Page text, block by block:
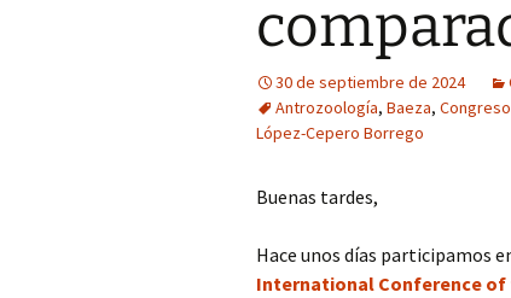
COP
U. São
30 de septiembre de 2024
Antrozoología, Baeza,
López-Cepero Borrego
Buenas tardes,
Hace unos días participamos
International Conference of